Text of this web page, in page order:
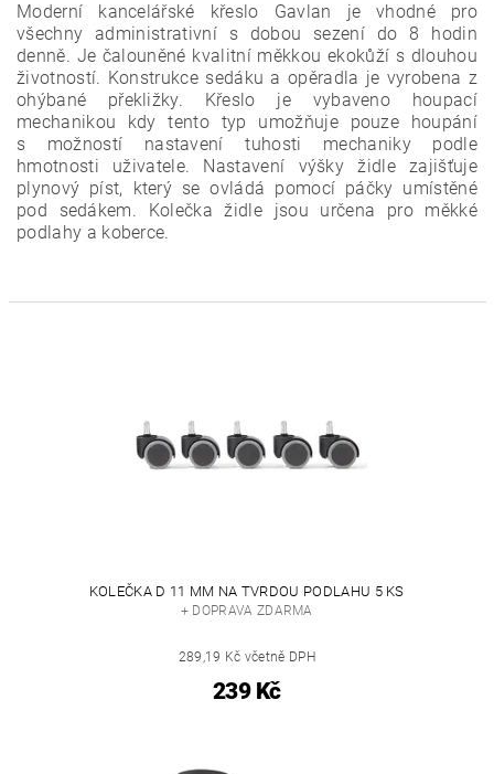
Moderní kancelářské křeslo Gavlan je vhodné pro
všechny administrativní s dobou sezení do 8 hodin
denně. Je čalouněné kvalitní měkkou ekokůží s dlouhou
životností. Konstrukce sedáku a opěradla je vyrobena z
ohýbané překližky. Křeslo je vybaveno houpací
mechanikou kdy tento typ umožňuje pouze houpání
s možností nastavení tuhosti mechaniky podle
hmotnosti uživatele. Nastavení výšky židle zajišťuje
plynový píst, který se ovládá pomocí páčky umístěné
pod sedákem. Kolečka židle jsou určena pro měkké
podlahy a koberce.
KOLEČKA D 11 MM NA TVRDOU PODLAHU 5 KS
+ DOPRAVA ZDARMA
289,19 Kč včetně DPH
239 Kč